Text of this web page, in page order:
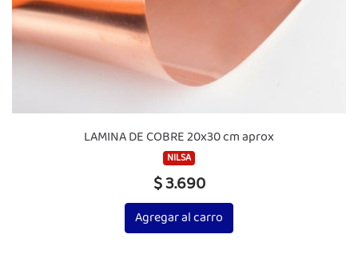
LAMINA DE COBRE 20x30 cm aprox
NILSA
$ 3.690
Agregar al carro